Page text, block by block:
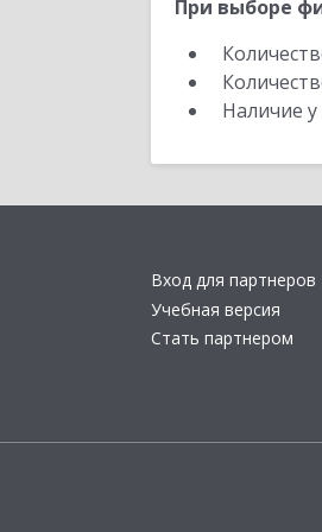
При выборе
Наличие
Вход для партнеров
Учебная версия
Стать партнером